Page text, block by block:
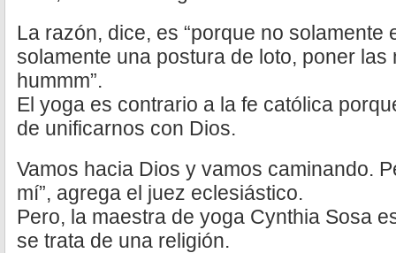
La razón, dice, es “porque no solamente
solamente una postura de loto, poner
hummm”.
El yoga es contrario a la fe católica
de unificarnos con Dios.
Vamos hacia Dios y vamos caminando.
mí”, agrega el juez eclesiástico.
Pero, la maestra de yoga Cynthia Sosa
se trata de una religión.